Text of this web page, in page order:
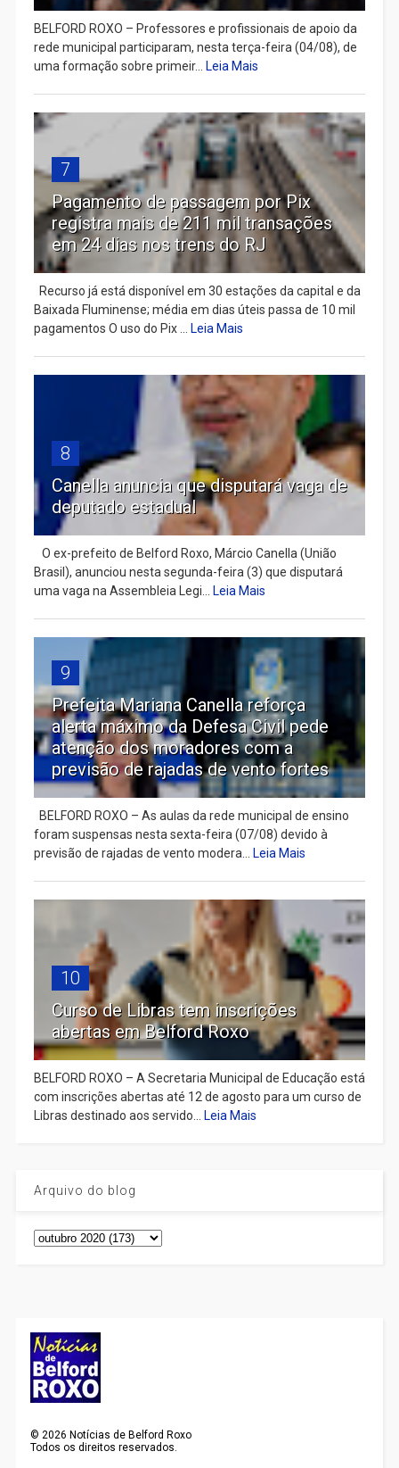
BELFORD ROXO – Professores e profissionais de apoio da
rede municipal participaram, nesta terça-feira (04/08), de
uma formação sobre primeir... Leia Mais
7
Pagamento de passagem por Pix
registra mais de 211 mil transações
em 24 dias nos trens do RJ
Recurso já está disponível em 30 estações da capital e da
Baixada Fluminense; média em dias úteis passa de 10 mil
pagamentos O uso do Pix ... Leia Mais
8
Canella anuncia que disputará vaga de
deputado estadual
​ O ex-prefeito de Belford Roxo, Márcio Canella (União
Brasil), anunciou nesta segunda-feira (3) que disputará
uma vaga na Assembleia Legi... Leia Mais
9
Prefeita Mariana Canella reforça
alerta máximo da Defesa Civil pede
atenção dos moradores com a
previsão de rajadas de vento fortes
BELFORD ROXO – As aulas da rede municipal de ensino
foram suspensas nesta sexta-feira (07/08) devido à
previsão de rajadas de vento modera... Leia Mais
10
Curso de Libras tem inscrições
abertas em Belford Roxo
BELFORD ROXO – A Secretaria Municipal de Educação está
com inscrições abertas até 12 de agosto para um curso de
Libras destinado aos servido... Leia Mais
Arquivo do blog
©2026 Notícias de Belford Roxo
Todos os direitos reservados.